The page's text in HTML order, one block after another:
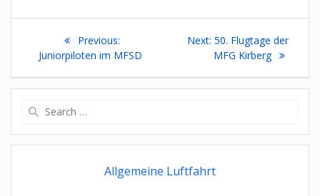
Beitragsnavigation
Previous:
post:
Juniorpiloten im MFSD
Next: Next
post:
50. Flugtage der
MFG Kirberg
Allgemeine Luftfahrt